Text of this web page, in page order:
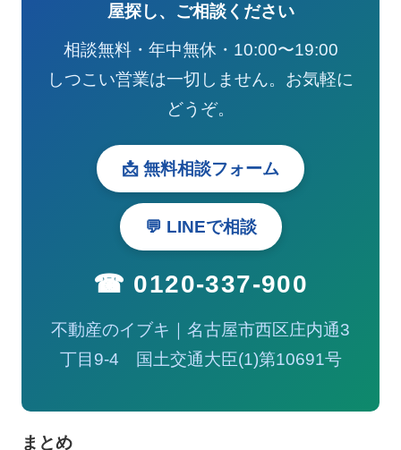
屋探し、ご相談ください
相談無料・年中無休・10:00〜19:00
しつこい営業は一切しません。お気軽に
どうぞ。
📩 無料相談フォーム
💬 LINEで相談
☎ 0120-337-900
不動産のイブキ｜名古屋市西区庄内通3
丁目9-4 国土交通大臣(1)第10691号
まとめ